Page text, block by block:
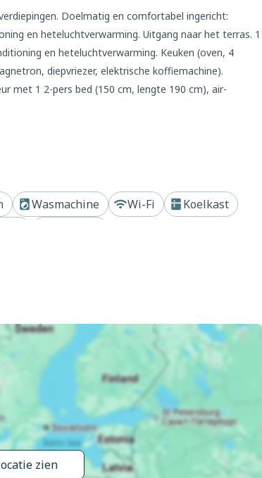
Doelmatig en comfortabel ingericht:
en heteluchtverwarming. Uitgang naar het terras. 1
en heteluchtverwarming. Keuken (oven, 4
diepvriezer, elektrische koffiemachine).
met 1 2-pers bed (150 cm, lengte 190 cm), air-
y 72 (2 Auto's) bij het huis. Geschikt voor families.
495364-A6
Voor medegebruik: groot, verzorgde tuin op
(seizoensgebonden beschikbaarheid: 01.Jan. -
receptie, lift. Winkel 2 km, supermarkt 2 km, restaurant
"Playa De La Fosa" 3 km, duikschool 1.5 km.
10 km, surfschool 2.5 km, zeilschool 2.5 km,
Aqualandia, Mundomar, Terra Mítica, Terra Natura, y
van de receptie 10:00-15:00 uur. Geschikt voor
kunnen worden geboekt. De woningen
is gevoelig voor geluidsoverlast. Gelieve geen lawaai
Wasmachine Wi-Fi
Koelkast
zien